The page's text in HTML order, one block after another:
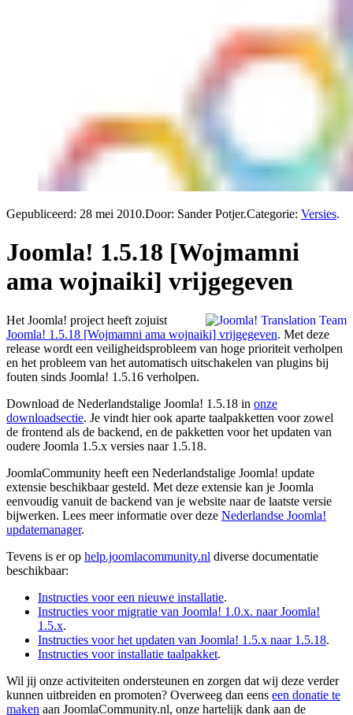
Gepubliceerd: 28 mei 2010.Door: Sander Potjer.Categorie: Versies.
Joomla! 1.5.18 [Wojmamni
ama wojnaiki] vrijgegeven
Het Joomla! project heeft zojuist
Joomla! 1.5.18 [Wojmamni ama wojnaiki] vrijgegeven. Met deze
release wordt een veiligheidsprobleem van hoge prioriteit verholpen
en het probleem van het automatisch uitschakelen van plugins bij
fouten sinds Joomla! 1.5.16 verholpen.
Download de Nederlandstalige Joomla! 1.5.18 in onze
downloadsectie. Je vindt hier ook aparte taalpakketten voor zowel
de frontend als de backend, en de pakketten voor het updaten van
oudere Joomla 1.5.x versies naar 1.5.18.
JoomlaCommunity heeft een Nederlandstalige Joomla! update
extensie beschikbaar gesteld. Met deze extensie kan je Joomla
eenvoudig vanuit de backend van je website naar de laatste versie
bijwerken. Lees meer informatie over deze Nederlandse Joomla!
updatemanager.
Tevens is er op help.joomlacommunity.nl diverse documentatie
beschikbaar:
Instructies voor een nieuwe installatie.
Instructies voor migratie van Joomla! 1.0.x. naar Joomla!
1.5.x.
Instructies voor het updaten van Joomla! 1.5.x naar 1.5.18.
Instructies voor installatie taalpakket.
Wil jij onze activiteiten ondersteunen en zorgen dat wij deze verder
kunnen uitbreiden en promoten? Overweeg dan eens een donatie te
maken aan JoomlaCommunity.nl, onze hartelijk dank aan de